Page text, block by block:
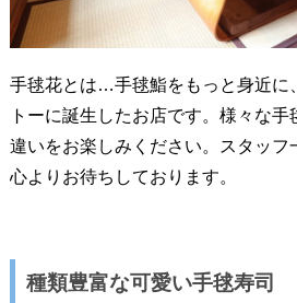
手毬花とは…手毬鮨をもっと身近に
トーに誕生したお店です。様々な
違いをお楽しみください。スタッフ
心よりお待ちしております。
種類豊富な可愛い手毬寿司